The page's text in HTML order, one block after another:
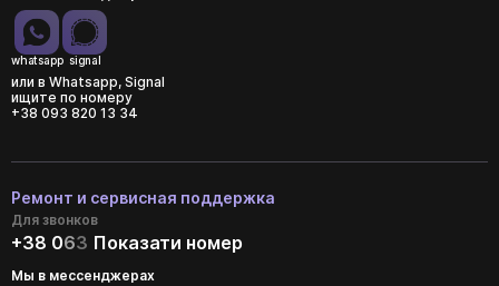
whatsapp signal
или в Whatsapp, Signal
ищите по номеру
+38 093 820 13 34
Ремонт и сервисная поддержка
Для звонков
+38 063 Показати номер
Мы в мессенджерах